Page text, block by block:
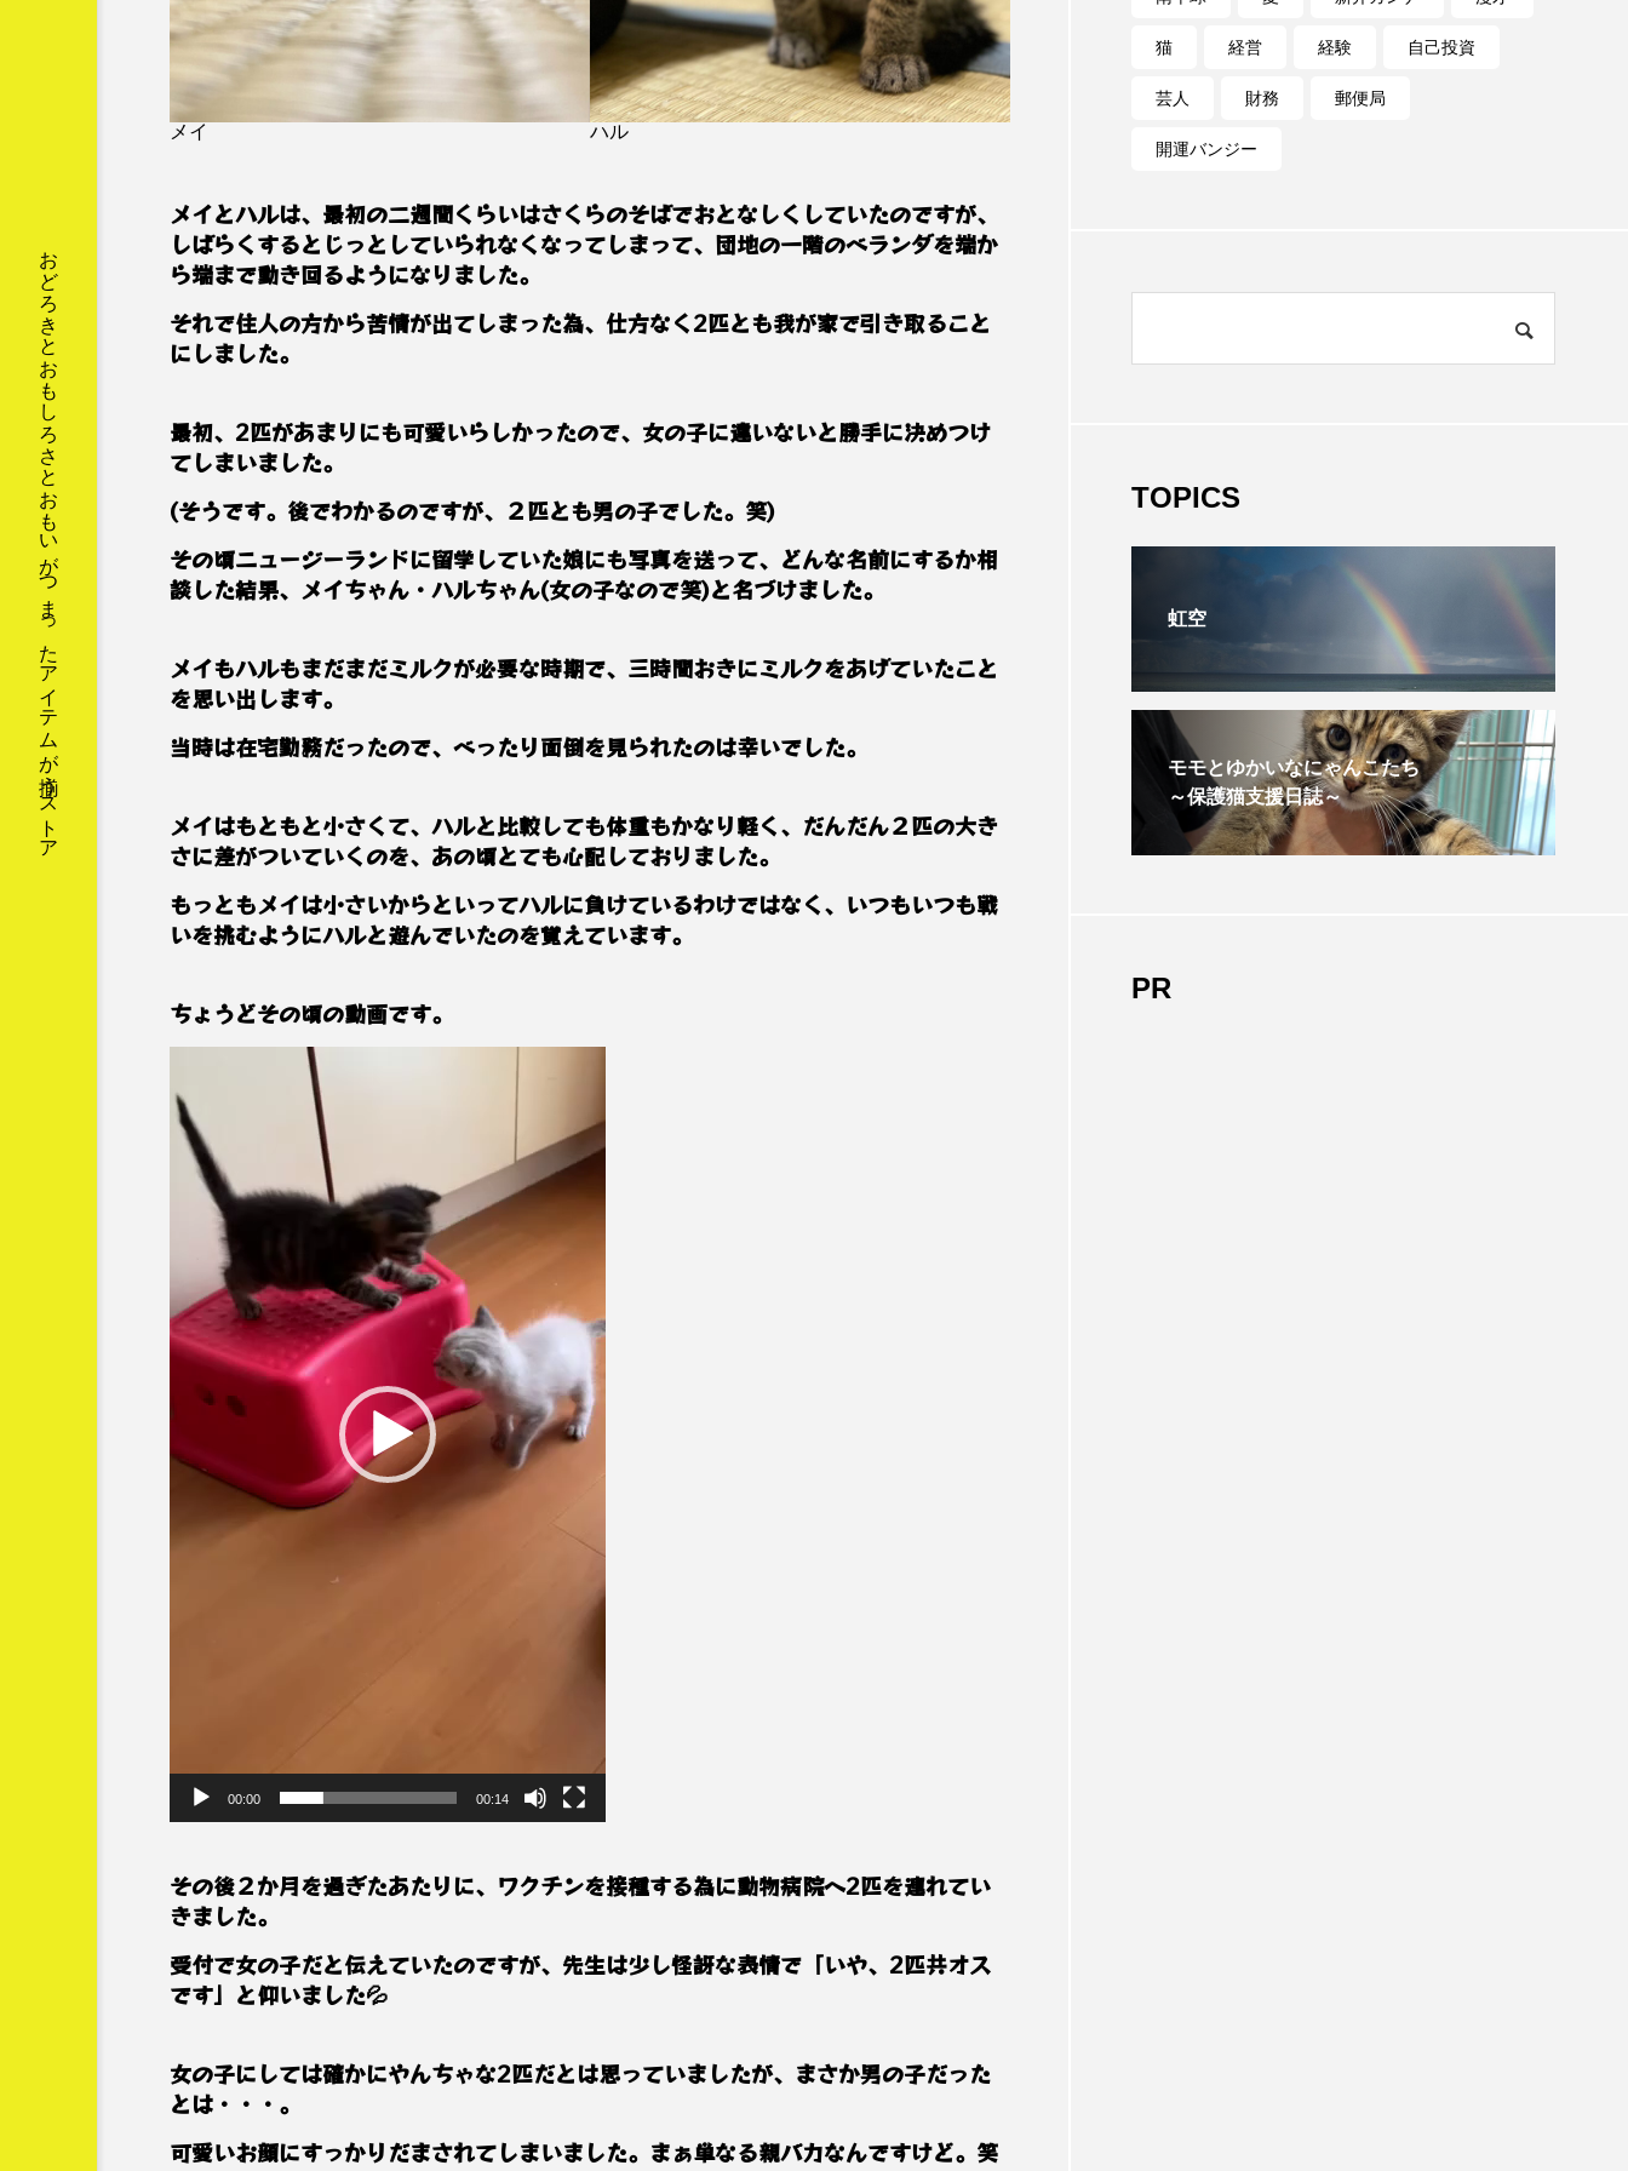
おどろきとおもしろさとおもいがつまったアイテムが揃うストア
メイ ハル
メイとハルは、最初の二週間くらいはさくらのそばでおとなしくしていたのですが、
しばらくするとじっとしていられなくなってしまって、団地の一階のベランダを端か
ら端まで動き回るようになりました。
それで住人の方から苦情が出てしまった為、仕方なく2匹とも我が家で引き取ること
にしました。
最初、2匹があまりにも可愛いらしかったので、女の子に違いないと勝手に決めつけ
てしまいました。
(そうです。後でわかるのですが、２匹とも男の子でした。笑)
その頃ニュージーランドに留学していた娘にも写真を送って、どんな名前にするか相
談した結果、メイちゃん・ハルちゃん(女の子なので笑)と名づけました。
メイもハルもまだまだミルクが必要な時期で、三時間おきにミルクをあげていたこと
を思い出します。
当時は在宅勤務だったので、べったり面倒を見られたのは幸いでした。
メイはもともと小さくて、ハルと比較しても体重もかなり軽く、だんだん２匹の大き
さに差がついていくのを、あの頃とても心配しておりました。
もっともメイは小さいからといってハルに負けているわけではなく、いつもいつも戦
いを挑むようにハルと遊んでいたのを覚えています。
ちょうどその頃の動画です。
プ
レ
ー
00:00 00:14
その後２か月を過ぎたあたりに、ワクチンを接種する為に動物病院へ2匹を連れてい
きました。
受付で女の子だと伝えていたのですが、先生は少し怪訝な表情で「いや、2匹共オス
です」と仰いました💦
女の子にしては確かにやんちゃな2匹だとは思っていましたが、まさか男の子だった
とは・・・。
可愛いお顔にすっかりだまされてしまいました。まぁ単なる親バカなんですけど。笑
猫 経営 経験 自己投資
芸人 財務 郵便局
開運バンジー
TOPICS
虹空
モモとゆかいなにゃんこたち
～保護猫支援日誌～
PR